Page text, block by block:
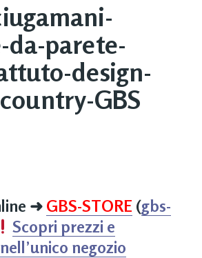
da-parete-
design-
GBS
➜ GBS-STORE (gbs-
Scopri prezzi e
negozio